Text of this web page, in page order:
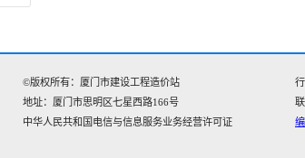
©版权所有：厦门市建设工程造价站
地址：厦门市思明区七星西路166号‌‌
中华人民共和国电信与信息服务业务经营许可证